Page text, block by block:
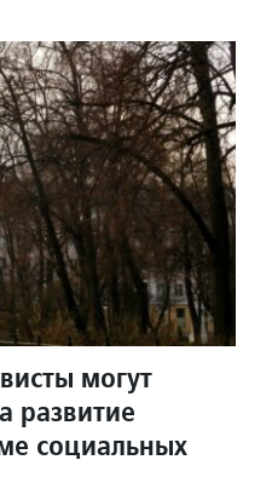
могут
развитие
социальных